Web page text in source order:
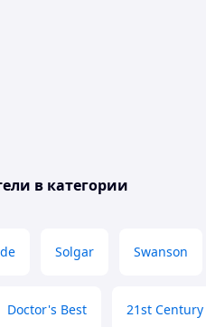
в категории
Solgar Swanson
Doctor's Best 21st Century